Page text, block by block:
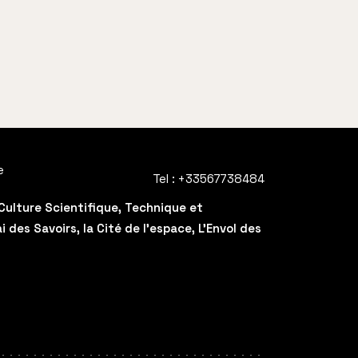
Tel : +33567738484
Scientifique, Technique et
Savoirs, la Cité de l'espace, L'Envol des